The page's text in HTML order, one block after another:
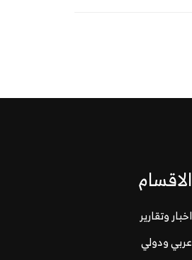
الاقسام
اخبار وتقارير
عربي ودولي